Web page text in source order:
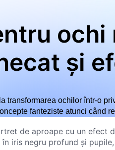
și
transformarea ochilor într-o
fanteziste atunci când